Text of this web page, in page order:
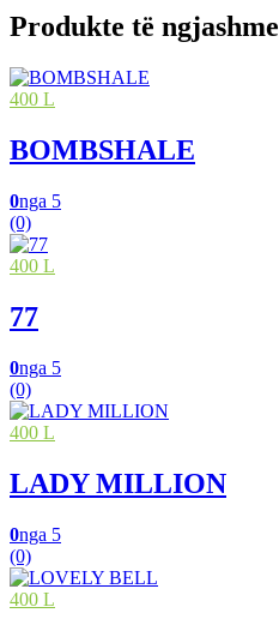
Produkte të ngjashme
400 L
BOMBSHALE
0nga 5
(0)
400 L
77
0nga 5
(0)
400 L
LADY MILLION
0nga 5
(0)
400 L